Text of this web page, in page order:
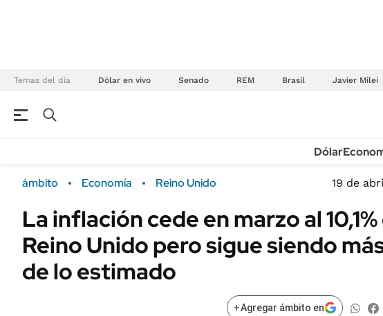
Temas del día Dólar en vivo Senado REM Brasil Javier Milei
Campo
FINANZAS
Dólar
Sustentabilidad
Seguros
ENERGY REPORT
Dólar
ámbito Economía Reino Unido 19 de
La inflación cede en marzo al
Reino Unido pero sigue siendo
de lo estimado
+Agregar ámbito en